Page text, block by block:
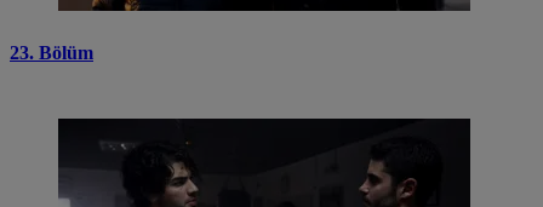
23. Bölüm